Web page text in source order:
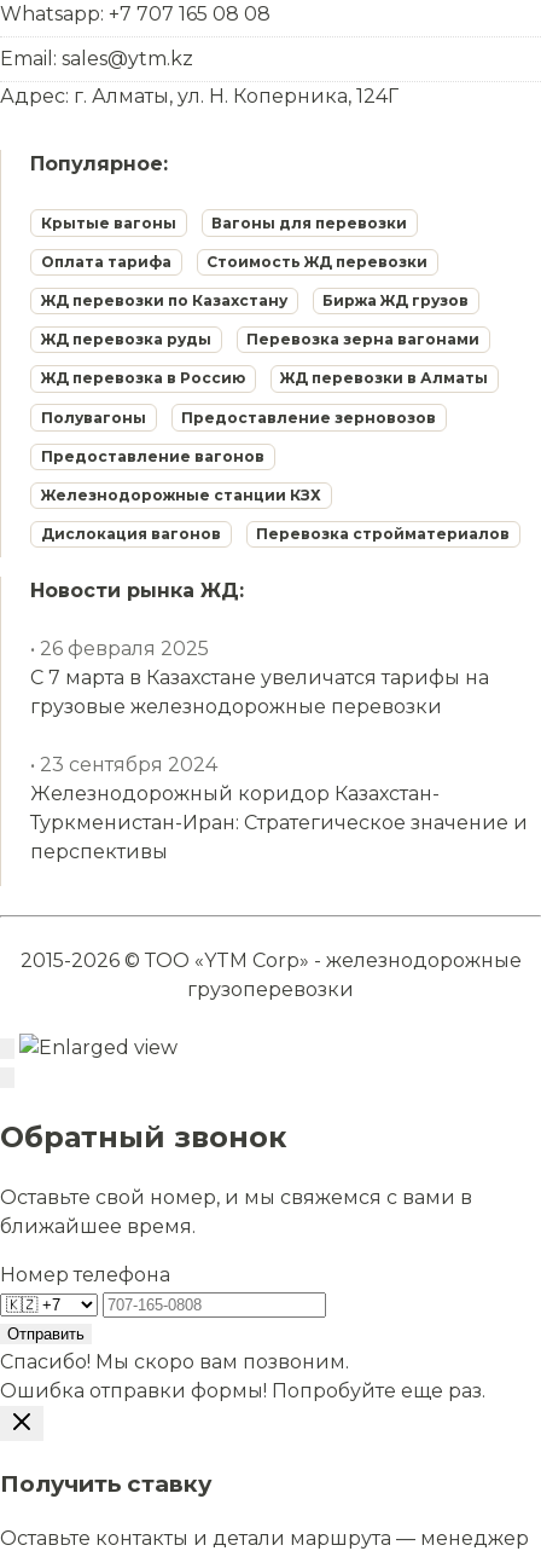
Whatsapp: +7 707 165 08 08
Email: sales@ytm.kz
Адрес: г. Алматы, ул. Н. Коперника, 124Г
Популярное:
Крытые вагоны Вагоны для перевозки
Оплата тарифа Стоимость ЖД перевозки
ЖД перевозки по Казахстану Биржа ЖД грузов
ЖД перевозка руды Перевозка зерна вагонами
ЖД перевозка в Россию ЖД перевозки в Алматы
Полувагоны Предоставление зерновозов
Предоставление вагонов
Железнодорожные станции КЗХ
Дислокация вагонов Перевозка стройматериалов
Новости рынка ЖД:
• 26 февраля 2025
С 7 марта в Казахстане увеличатся тарифы на
грузовые железнодорожные перевозки
• 23 сентября 2024
Железнодорожный коридор Казахстан-
Туркменистан-Иран: Стратегическое значение и
перспективы
2015-2026 © ТОО «YTM Corp» - железнодорожные
грузоперевозки
Обратный звонок
Оставьте свой номер, и мы свяжемся с вами в
ближайшее время.
Номер телефона
Отправить
Спасибо! Мы скоро вам позвоним.
Ошибка отправки формы! Попробуйте еще раз.
Получить ставку
Оставьте контакты и детали маршрута — менеджер